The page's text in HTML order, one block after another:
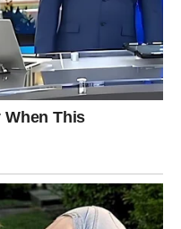
će na prvi pogled
nešto što će obilježiti